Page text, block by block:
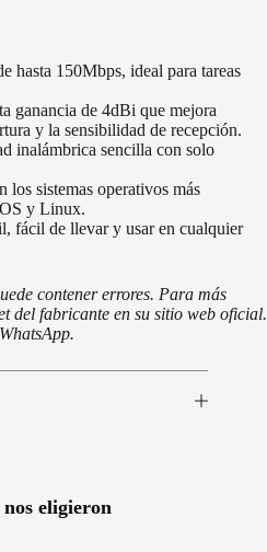
hasta 150Mbps, ideal para tareas
ganancia de 4dBi que mejora
y la sensibilidad de recepción.
inalámbrica sencilla con solo
sistemas operativos más
y Linux.
fácil de llevar y usar en cualquier
contener errores. Para más
del fabricante en su sitio web oficial.
eligieron